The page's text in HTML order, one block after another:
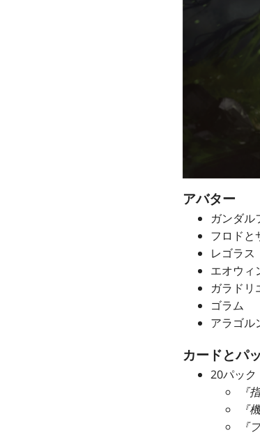
アバター
ガンダル
フロドと
レゴラス
エオウィ
ガラドリ
ゴラム
アラゴル
カードとパ
20パック
『
『
『